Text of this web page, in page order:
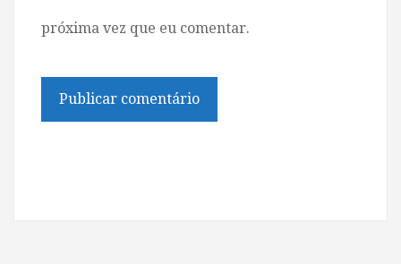
próxima vez que eu comentar.